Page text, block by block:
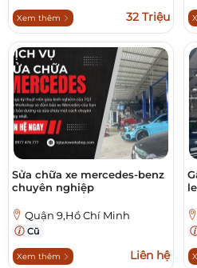
Xem thêm 32 Triệu
Sửa chữa xe mercedes-benz
chuyên nghiệp
Quận 9,Hồ Chí Minh
Cũ
Xem thêm Liên hệ